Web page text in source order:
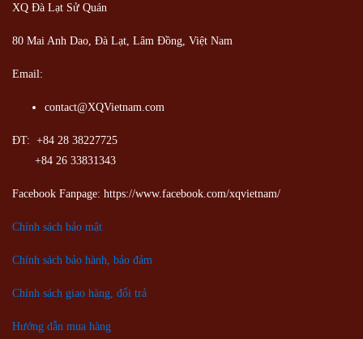
XQ Đà Lạt Sử Quán
80 Mai Anh Dao, Đà Lạt, Lâm Đồng, Việt Nam
Email:
contact@XQVietnam.com
ĐT: +84 28 38227725
+84 26 33831343
Facebook Fanpage: https://www.facebook.com/xqvietnam/
Chính sách bảo mật
Chính sách bảo hành, bảo đảm
Chính sách giao hàng, đổi trả
Hướng dẫn mua hàng